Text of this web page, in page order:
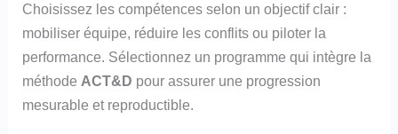
Choisissez les compétences selon un objectif clair :
mobiliser équipe, réduire les conflits ou piloter la
performance. Sélectionnez un programme qui intègre la
méthode ACT&D pour assurer une progression
mesurable et reproductible.